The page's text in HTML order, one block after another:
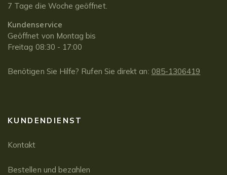
7 Tage die Woche geöffnet.
Kundenservice
Geöffnet von Montag bis
Freitag 08:30 - 17:00
Benötigen Sie Hilfe? Rufen Sie direkt an: 085-1306419
KUNDENDIENST
Kontakt
Bestellen und bezahlen